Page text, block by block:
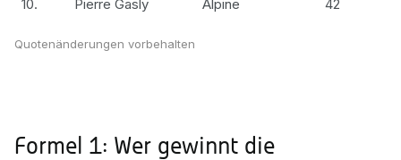
10.
Pierre Gasly Alpine 42
Quotenänderungen vorbehalten
Formel 1: Wer gewinnt die